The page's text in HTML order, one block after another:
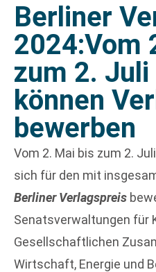
Berliner
2024:Vom
zum 2.
können
bewerben
Vom 2. Mai bis zum 2.
sich für den mit
Berliner Verlagspreis
Senatsverwaltungen für
Gesellschaftlichen
Wirtschaft, Energie und